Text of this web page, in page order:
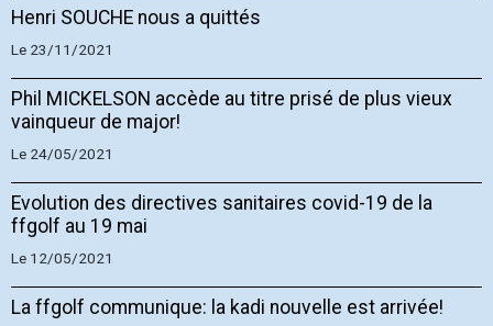
Henri SOUCHE nous a quittés
Le 23/11/2021
Phil MICKELSON accède au titre prisé de plus vieux
vainqueur de major!
Le 24/05/2021
Evolution des directives sanitaires covid-19 de la
ffgolf au 19 mai
Le 12/05/2021
La ffgolf communique: la kadi nouvelle est arrivée!